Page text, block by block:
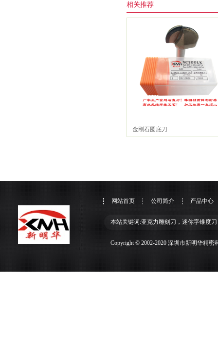
相关推荐
金刚石圆底刀
网站首页 公司简介 产品中心
本站关键词:亚克力雕刻刀，迷你字锥度
Copyright © 2002-2020 深圳市新明华精